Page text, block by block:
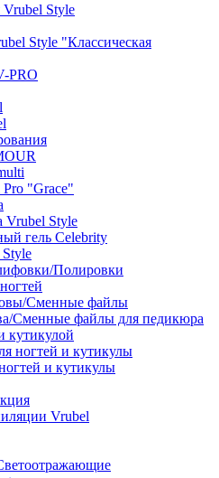
Style
Style "Классическая
PRO
Pro "Grace"
Vrubel Style
гель Celebrity
Полировки
Сменные файлы
Сменные файлы для педикюра
кутикулой
ногтей и кутикулы
и кутикулы
Vrubel